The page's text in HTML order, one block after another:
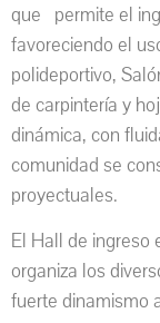
que permite el
favoreciendo el
polideportivo,
de carpintería y
dinámica, con
comunidad se
proyectuales.
El Hall de ingreso
organiza los
fuerte dinamismo